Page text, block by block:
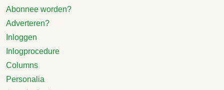
Abonnee worden?
Adverteren?
Inloggen
Inlogprocedure
Columns
Personalia